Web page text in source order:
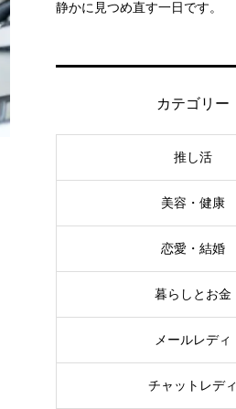
静かに見つめ直す一日です。
カテゴリー
推し活
美容・健康
恋愛・結婚
暮らしとお金
メールレディ
チャットレディ